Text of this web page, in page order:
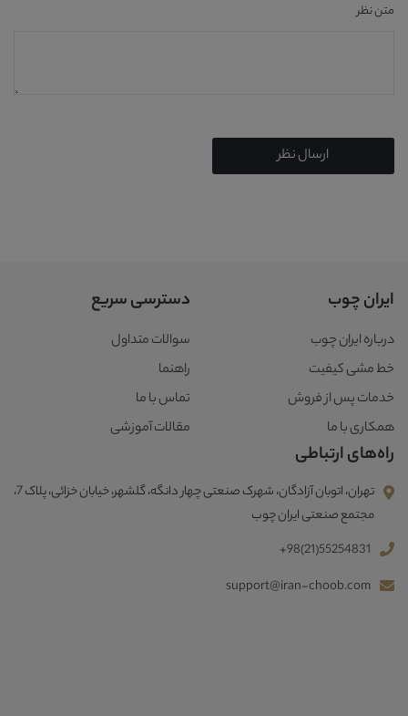
متن نظر
ارسال نظر
ایران چوب
درباره ایران چوب
خط مشی کیفیت
خدمات پس از فروش
همکاری با ما
دسترسی سریع
سوالات متداول
راهنما
تماس با ما
مقالات آموزشی
راه‌های ارتباطی
تهران، اتوبان آزادگان، شهرک صنعتی چهار دانگه، گلشهر، خیابان خزائی، پلاک 7،
مجتمع صنعتی ایران چوب
+98(21)55254831
support@iran-choob.com